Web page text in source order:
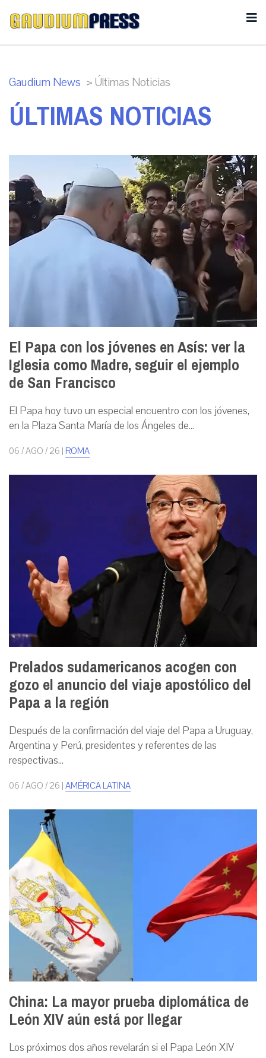
Gaudium News >Últimas Noticias
ÚLTIMAS NOTICIAS
El Papa con los jóvenes en Asís: ver la
Iglesia como Madre, seguir el ejemplo
de San Francisco
El Papa hoy tuvo un especial encuentro con los jóvenes,
en la Plaza Santa María de los Ángeles de...
06 / AGO / 26 | ROMA
Prelados sudamericanos acogen con
gozo el anuncio del viaje apostólico del
Papa a la región
Después de la confirmación del viaje del Papa a Uruguay,
Argentina y Perú, presidentes y referentes de las
respectivas...
06 / AGO / 26 | AMÉRICA LATINA
China: La mayor prueba diplomática de
León XIV aún está por llegar
Los próximos dos años revelarán si el Papa León XIV